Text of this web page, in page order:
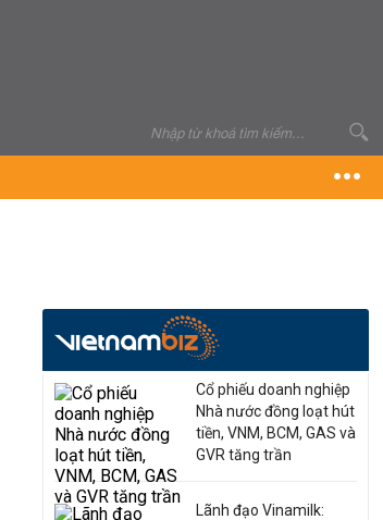
Cổ phiếu doanh nghiệp
Nhà nước đồng loạt hút
tiền, VNM, BCM, GAS và
GVR tăng trần
Lãnh đạo Vinamilk: